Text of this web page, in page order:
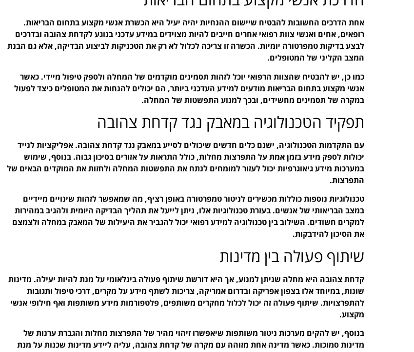
אחת הדרכים החשובות להבטיח שיישום ההנחיות יהיה יעיל היא הכשרת אנשי מקצוע בתחום הבריאות.
רופאים, אחים ואנשי צוות רפואי אחרים חייבים להיות מצוידים במידע עדכני בנוגע לקדחת צהובה ובדרכים
לבצע בדיקות טמפרטורה יומיות. הכשרה זו צריכה לכלול לא רק את הטכניקות לביצוע הבדיקה, אלא גם הבנת
המצב הקליני של המטופלים.
כמו כן, יש להבטיח שהצוות הרפואי יוכל לזהות תסמינים מוקדמים של המחלה ולספק טיפול מיידי. כאשר
אנשי מקצוע בתחום הבריאות מודעים למידע העדכני ביותר, הם יכולים להנחות את המטופלים כיצד לפעול
במקרה של תסמינים מחשידים, ובכך למנוע התפשטות של המחלה.
תפקיד הטכנולוגיה במאבק נגד קדחת צהובה
עם התקדמות הטכנולוגיה, ישנם כלים חדשים שיכולים לסייע במאבק נגד קדחת צהובה. אפליקציות לנייד
יכולות לספק מידע בזמן אמת על התפרצות מחלות, כולל התראות על אזורים בסיכון גבוה. בנוסף, שימוש
במערכות מידע גיאוגרפיות יכול לעזור למומחים לנתח את התפשטות המחלה ולחזות את המוקדים הבאים של
התפרצות.
טכנולוגיות נוספות כוללות מכשירים לניטור טמפרטורה באופן רציף, מה שמאפשר לזהות שינויים מיידיים
במצב הבריאותי של אנשים. בעזרת טכנולוגיות אלו, ניתן לייעל את תהליך הבדיקה היומית ולהגיב במהירות
למקרים חשודים. השילוב בין טכנולוגיה למידע רפואי יכול להגביר את היעילות של המאבק במחלה ולצמצם
את הסיכון להידבקות.
שיתוף פעולה בין מדינות
קדחת צהובה היא מחלה שניתן למנוע, אך היא דורשת שיתוף פעולה בינלאומי על מנת להיות יעילה. מדינות
שונות, במיוחד אלו בצפון אפריקה ובדרום אמריקה, צריכות לשתף מידע על מקרים, דרכי טיפול ותגובות
להתפרצויות. שיתוף פעולה זה יכול לכלול מחקרים משותפים, פלטפורמות מידע משותפות ואף חילופי אנשי
מקצוע.
בנוסף, יש להקים מערכות ניטור משותפות שיאפשרו זיהוי מהיר של התפרצות מחלות והגברת ערנות של
מדינות סמוכות. כאשר מדינה אחת מזוהה עם מקרה של קדחת צהובה, עליה ליידע מדינות שכנות על מנת